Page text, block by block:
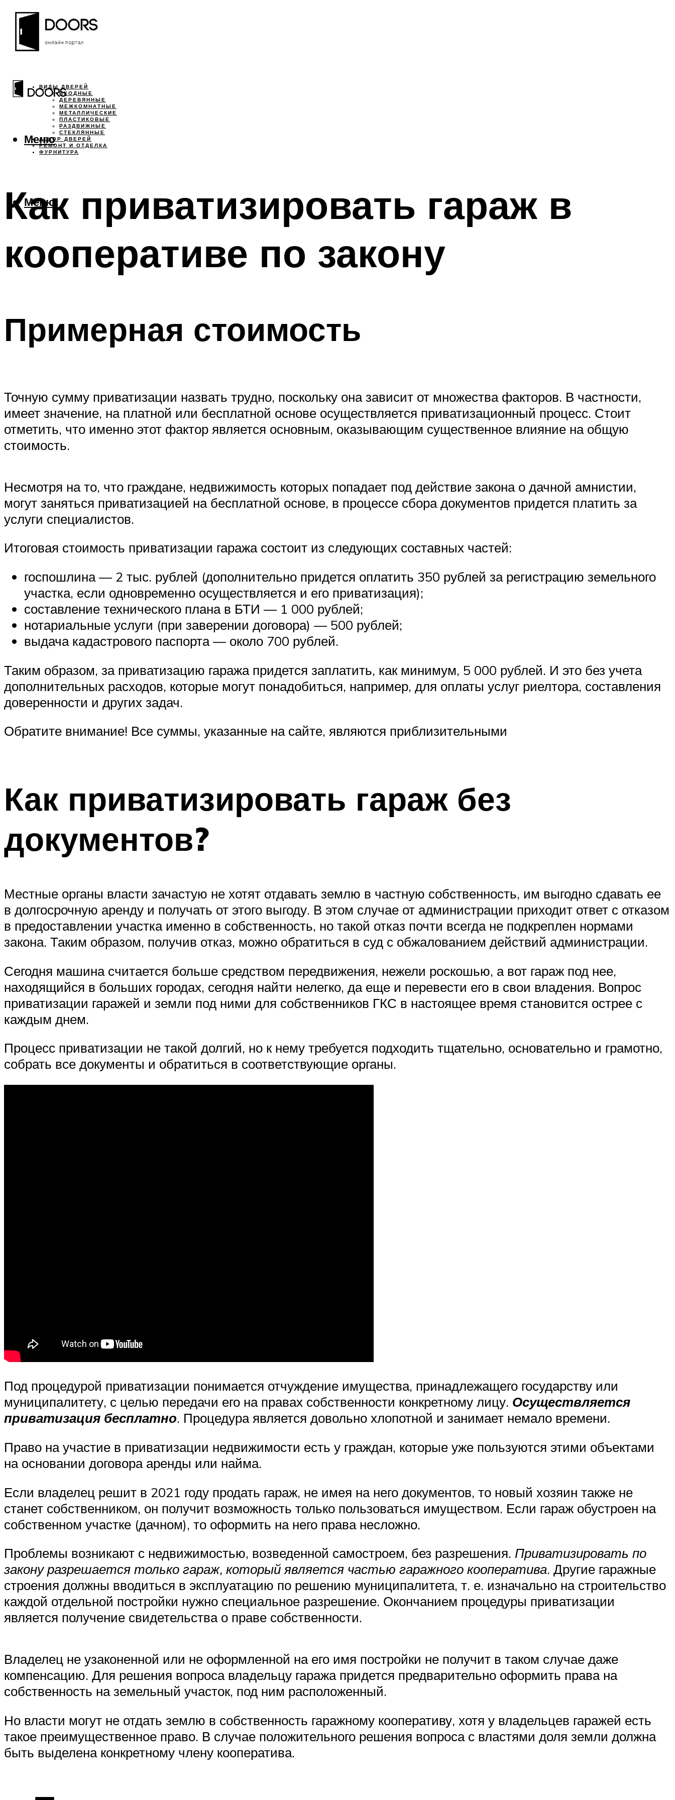
ВИДЫ ДВЕРЕЙ
ВХОДНЫЕ
ДЕРЕВЯННЫЕ
МЕЖКОМНАТНЫЕ
МЕТАЛЛИЧЕСКИЕ
ПЛАСТИКОВЫЕ
РАЗДВИЖНЫЕ
СТЕКЛЯННЫЕ
ДЕКОР ДВЕРЕЙ
РЕМОНТ И ОТДЕЛКА
ФУРНИТУРА
Меню
Меню
Как приватизировать гараж в
кооперативе по закону
Примерная стоимость
Точную сумму приватизации назвать трудно, поскольку она зависит от множества факторов. В частности,
имеет значение, на платной или бесплатной основе осуществляется приватизационный процесс. Стоит
отметить, что именно этот фактор является основным, оказывающим существенное влияние на общую
стоимость.
Несмотря на то, что граждане, недвижимость которых попадает под действие закона о дачной амнистии,
могут заняться приватизацией на бесплатной основе, в процессе сбора документов придется платить за
услуги специалистов.
Итоговая стоимость приватизации гаража состоит из следующих составных частей:
госпошлина — 2 тыс. рублей (дополнительно придется оплатить 350 рублей за регистрацию земельного
участка, если одновременно осуществляется и его приватизация);
составление технического плана в БТИ — 1 000 рублей;
нотариальные услуги (при заверении договора) — 500 рублей;
выдача кадастрового паспорта — около 700 рублей.
Таким образом, за приватизацию гаража придется заплатить, как минимум, 5 000 рублей. И это без учета
дополнительных расходов, которые могут понадобиться, например, для оплаты услуг риелтора, составления
доверенности и других задач.
Обратите внимание! Все суммы, указанные на сайте, являются приблизительными
Как приватизировать гараж без
документов?
Местные органы власти зачастую не хотят отдавать землю в частную собственность, им выгодно сдавать ее
в долгосрочную аренду и получать от этого выгоду. В этом случае от администрации приходит ответ с отказом
в предоставлении участка именно в собственность, но такой отказ почти всегда не подкреплен нормами
закона. Таким образом, получив отказ, можно обратиться в суд с обжалованием действий администрации.
Сегодня машина считается больше средством передвижения, нежели роскошью, а вот гараж под нее,
находящийся в больших городах, сегодня найти нелегко, да еще и перевести его в свои владения. Вопрос
приватизации гаражей и земли под ними для собственников ГКС в настоящее время становится острее с
каждым днем.
Процесс приватизации не такой долгий, но к нему требуется подходить тщательно, основательно и грамотно,
собрать все документы и обратиться в соответствующие органы.
Под процедурой приватизации понимается отчуждение имущества, принадлежащего государству или
муниципалитету, с целью передачи его на правах собственности конкретному лицу. Осуществляется
приватизация бесплатно. Процедура является довольно хлопотной и занимает немало времени.
Право на участие в приватизации недвижимости есть у граждан, которые уже пользуются этими объектами
на основании договора аренды или найма.
Если владелец решит в 2021 году продать гараж, не имея на него документов, то новый хозяин также не
станет собственником, он получит возможность только пользоваться имуществом. Если гараж обустроен на
собственном участке (дачном), то оформить на него права несложно.
Проблемы возникают с недвижимостью, возведенной самостроем, без разрешения. Приватизировать по
закону разрешается только гараж, который является частью гаражного кооператива. Другие гаражные
строения должны вводиться в эксплуатацию по решению муниципалитета, т. е. изначально на строительство
каждой отдельной постройки нужно специальное разрешение. Окончанием процедуры приватизации
является получение свидетельства о праве собственности.
Владелец не узаконенной или не оформленной на его имя постройки не получит в таком случае даже
компенсацию. Для решения вопроса владельцу гаража придется предварительно оформить права на
собственность на земельный участок, под ним расположенный.
Но власти могут не отдать землю в собственность гаражному кооперативу, хотя у владельцев гаражей есть
такое преимущественное право. В случае положительного решения вопроса с властями доля земли должна
быть выделена конкретному члену кооператива.